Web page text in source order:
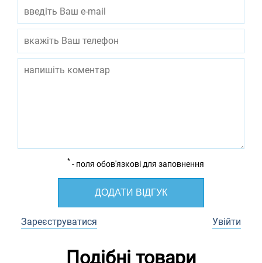
* - поля обов'язкові для заповнення
ДОДАТИ ВІДГУК
Зареєструватися Увійти
Подібні товари